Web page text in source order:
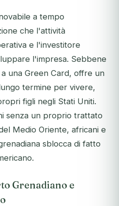
a tempo
che l'attività
e l'investitore
l'impresa. Sebbene
una Green Card, offre un
termine per vivere,
figli negli Stati Uniti.
senza un proprio trattato
Medio Oriente, africani e
sblocca di fatto
Grenadiano e